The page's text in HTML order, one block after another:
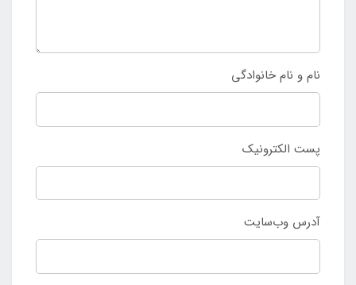
نام و نام خانوادگی
پست الکترونیک
آدرس وب‌سایت